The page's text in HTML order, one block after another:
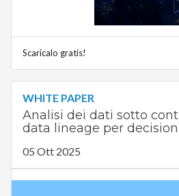
Scaricalo gratis!
WHITE PAPER
Analisi dei dati sotto
data lineage per
05 Ott 2025